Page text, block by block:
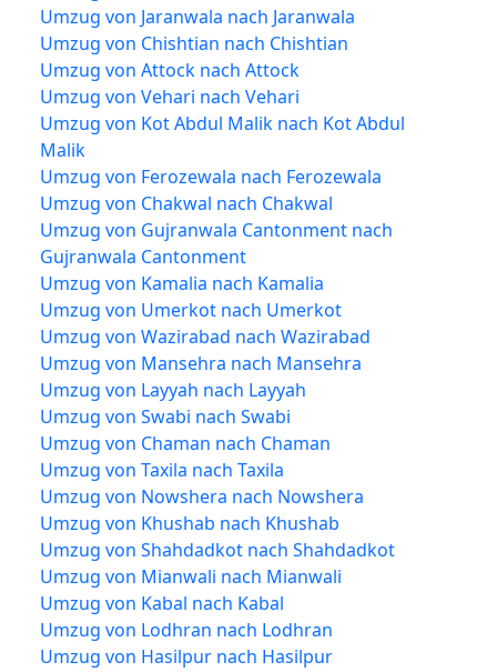
Umzug von Jaranwala nach Jaranwala
Umzug von Chishtian nach Chishtian
Umzug von Attock nach Attock
Umzug von Vehari nach Vehari
Umzug von Kot Abdul Malik nach Kot Abdul
Malik
Umzug von Ferozewala nach Ferozewala
Umzug von Chakwal nach Chakwal
Umzug von Gujranwala Cantonment nach
Gujranwala Cantonment
Umzug von Kamalia nach Kamalia
Umzug von Umerkot nach Umerkot
Umzug von Wazirabad nach Wazirabad
Umzug von Mansehra nach Mansehra
Umzug von Layyah nach Layyah
Umzug von Swabi nach Swabi
Umzug von Chaman nach Chaman
Umzug von Taxila nach Taxila
Umzug von Nowshera nach Nowshera
Umzug von Khushab nach Khushab
Umzug von Shahdadkot nach Shahdadkot
Umzug von Mianwali nach Mianwali
Umzug von Kabal nach Kabal
Umzug von Lodhran nach Lodhran
Umzug von Hasilpur nach Hasilpur